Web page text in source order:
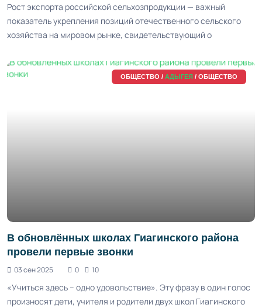
Рост экспорта российской сельхозпродукции — важный
показатель укрепления позиций отечественного сельского
хозяйства на мировом рынке, свидетельствующий о
ОБЩЕСТВО / АДЫГЕЯ / ОБЩЕСТВО
В обновлённых школах Гиагинского района
провели первые звонки
03 сен 2025 0 10
«Учиться здесь – одно удовольствие». Эту фразу в один голос
произносят дети, учителя и родители двух школ Гиагинского